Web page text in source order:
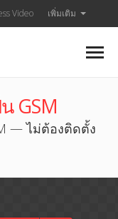
Video เพิ่มเติม
GSM
— ไม่ต้องติดตั้ง